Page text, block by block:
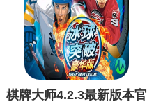
棋牌大师4.2.3最新版本官